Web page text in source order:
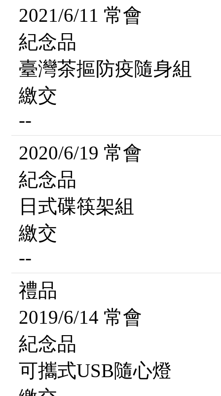
2021/6/11 常會
紀念品
臺灣茶摳防疫隨身組
繳交
--
2020/6/19 常會
紀念品
日式碟筷架組
繳交
--
禮品
2019/6/14 常會
紀念品
可攜式USB隨心燈